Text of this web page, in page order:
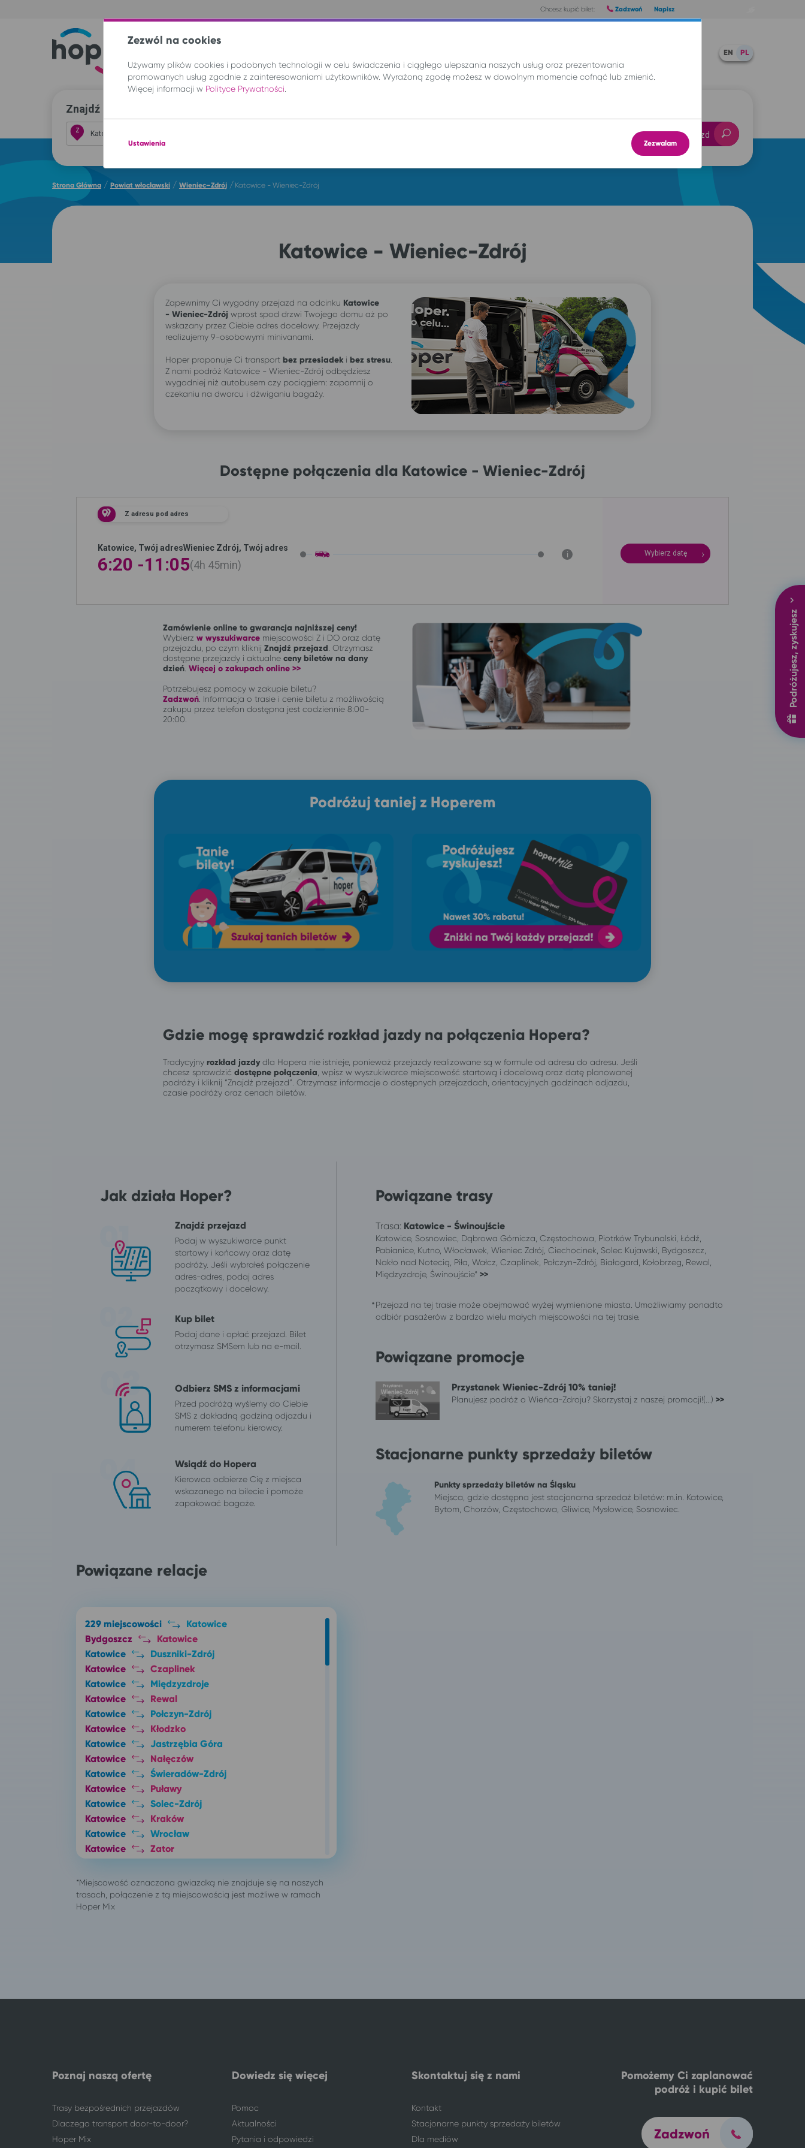
Chcesz kupić bilet: Zadzwoń Napisz
EN PL
Znajdź przejazd i kup bilet
Z Znajdź przejazd
Podróżujesz, zyskujesz
Strona Główna / Powiat włocławski / Wieniec–Zdrój /Katowice - Wieniec-Zdrój
Katowice - Wieniec-Zdrój
Zapewnimy Ci wygodny przejazd na odcinku Katowice
- Wieniec-Zdrój wprost spod drzwi Twojego domu aż po
wskazany przez Ciebie adres docelowy. Przejazdy
realizujemy 9-osobowymi minivanami.
Hoper proponuje Ci transport bez przesiadek i bez stresu
Z nami podróż Katowice - Wieniec-Zdrój odbędziesz
wygodniej niż autobusem czy pociągiem: zapomnij o
czekaniu na dworcu i dźwiganiu bagaży.
Dostępne połączenia dla Katowice - Wieniec-Zdrój
Z adresu pod adres
Katowice, Twój adresWieniec Zdrój, Twój adres
6:20 -11:05 4h 45min
i Wybierz datę
Zamówienie online to gwarancja najniższej ceny!
Wybierz w wyszukiwarce miejscowości Z i DO oraz datę
przejazdu, po czym kliknij Znajdź przejazd . Otrzymasz
dostępne przejazdy i aktualne ceny biletów na dany
dzień Więcej o zakupach online >>
Potrzebujesz pomocy w zakupie biletu?
Zadzwoń Informacja o trasie i cenie biletu z możliwością
zakupu przez telefon dostępna jest codziennie 8:00-
20:00.
Podróżuj taniej z Hoperem
Gdzie mogę sprawdzić rozkład jazdy na połączenia Hopera?
Tradycyjny rozkład jazdydla Hopera nie istnieje, ponieważ przejazdy realizowane są w formule od adresu do adresu. Jeśli
chcesz sprawdzić dostępne połączenia , wpisz w wyszukiwarce miejscowość startową i docelową oraz datę planowanej
podróży i kliknij “Znajdź przejazd”. Otrzymasz informacje o dostępnych przejazdach, orientacyjnych godzinach odjazdu,
czasie podróży oraz cenach biletów.
Jak działa Hoper?
Znajdź przejazd
Podaj w wyszukiwarce punkt
startowy i końcowy oraz datę
podróży. Jeśli wybrałeś połączenie
adres-adres, podaj adres
początkowy i docelowy.
Kup bilet
Podaj dane i opłać przejazd. Bilet
otrzymasz SMSem lub na e-mail.
Odbierz SMS z informacjami
Przed podróżą wyślemy do Ciebie
SMS z dokładną godziną odjazdu i
numerem telefonu kierowcy.
Wsiądź do Hopera
Kierowca odbierze Cię z miejsca
wskazanego na bilecie i pomoże
zapakować bagaże.
Powiązane relacje
229 miejscowości
Katowice
Bydgoszcz
Katowice
Katowice
Duszniki-Zdrój
Katowice
Czaplinek
Katowice
Międzyzdroje
Katowice
Rewal
Katowice
Połczyn-Zdrój
Katowice
Kłodzko
Katowice
Jastrzębia Góra
Katowice
Nałęczów
Katowice
Świeradów-Zdrój
Katowice
Puławy
Katowice
Solec-Zdrój
Katowice
Kraków
Katowice
Wrocław
Katowice
Zator
Katowice
Katowice
Szczawno-Zdrój
Katowice
Katowice
Szklarska Poręba
Katowice
Lądek-Zdrój
Katowice
Lublin*
Ciechocinek
Powiązane trasy
Trasa: Katowice - Świnoujście
Katowice, Sosnowiec, Dąbrowa Górnicza, Częstochowa, Piotrków Trybunalski, Łódź,
Pabianice, Kutno, Włocławek, Wieniec Zdrój, Ciechocinek, Solec Kujawski, Bydgoszcz,
Nakło nad Notecią, Piła, Wałcz, Czaplinek, Połczyn-Zdrój, Białogard, Kołobrzeg, Rewal,
Międzyzdroje, Świnoujście* >>
Przejazd na tej trasie może obejmować wyżej wymienione miasta. Umożliwiamy ponadto
odbiór pasażerów z bardzo wielu małych miejscowości na tej trasie.
Powiązane promocje
Przystanek Wieniec-Zdrój 10% taniej!
Planujesz podróż o Wieńca-Zdroju? Skorzystaj z naszej promocji!(...) >>
Stacjonarne punkty sprzedaży biletów
Punkty sprzedaży biletów na Śląsku
Miejsca, gdzie dostępna jest stacjonarna sprzedaż biletów: m.in. Katowice,
Bytom, Chorzów, Częstochowa, Gliwice, Mysłowice, Sosnowiec.
Poznaj naszą ofertę
Trasy bezpośrednich przejazdów
Dlaczego transport door-to-door?
Hoper Mix
Dowiedz się więcej
Pomoc
Aktualności
Pytania i odpowiedzi
Skontaktuj się z nami
Kontakt
Stacjonarne punkty sprzedaży biletów
Dla mediów
Pomożemy Ci zaplanować
podróż i kupić bilet
Zadzwoń
Zezwól na cookies
Używamy plików cookies i podobnych technologii w celu świadczenia i ciągłego ulepszania naszych usług oraz prezentowania
promowanych usług zgodnie z zainteresowaniami użytkowników. Wyrażoną zgodę możesz w dowolnym momencie cofnąć lub zmienić.
Więcej informacji w Polityce Prywatności
Ustawienia Zezwalam